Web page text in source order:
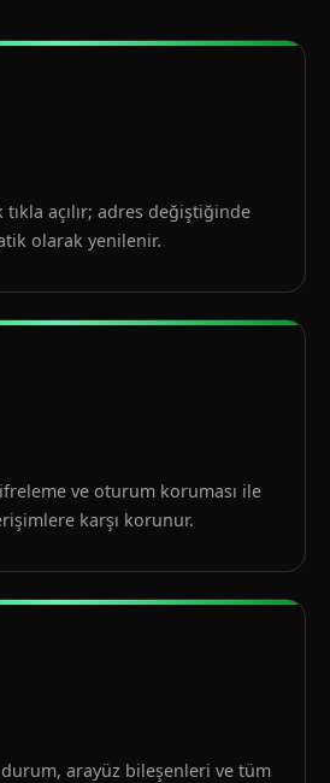
tıkla açılır; adres değiştiğinde
olarak yenilenir.
ve oturum koruması ile
karşı korunur.
durum, arayüz bileşenleri ve tüm